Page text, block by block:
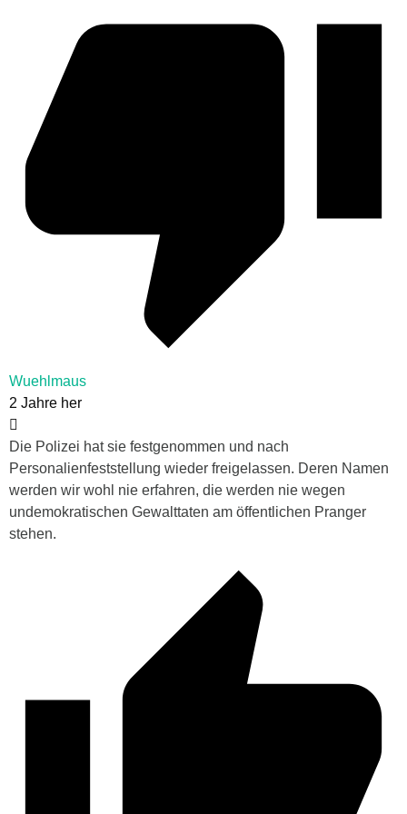
Wuehlmaus
2 Jahre her
Die Polizei hat sie festgenommen und nach
Personalienfeststellung wieder freigelassen. Deren Namen
werden wir wohl nie erfahren, die werden nie wegen
undemokratischen Gewalttaten am öffentlichen Pranger
stehen.